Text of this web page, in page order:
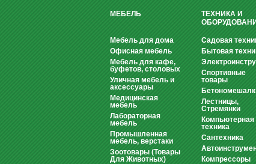
МЕБЕЛЬ
Мебель для дома
Офисная мебель
Мебель для кафе,
буфетов, столовых
Уличная мебель и
аксессуары
Медицинская
мебель
Лабораторная
мебель
Промышленная
мебель, верстаки
Зоотовары (Товары
Для Животных)
ТЕХНИКА И
Садовая
Бытовая
Спортивные
товары
Лестницы,
Стремянки
Компьютерная
техника
Сантехника
Компрессоры